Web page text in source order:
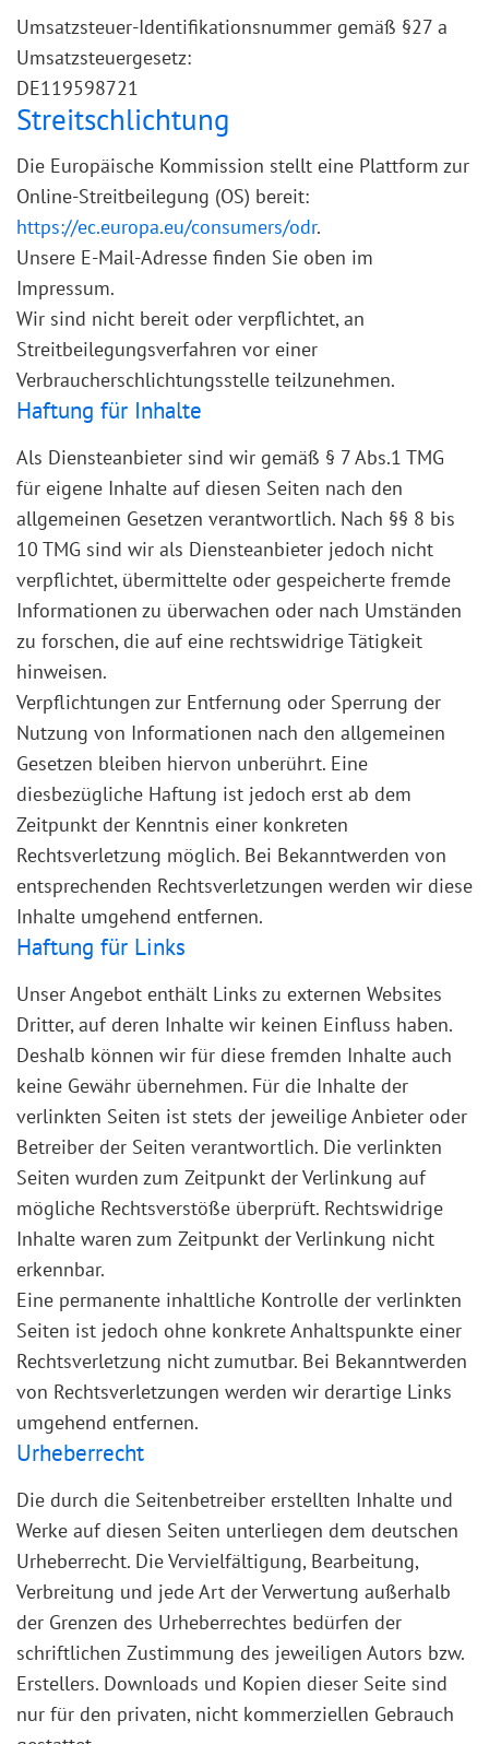
Umsatzsteuer-Identifikationsnummer gemäß §27 a
Umsatzsteuergesetz:
DE119598721
Streitschlichtung
Die Europäische Kommission stellt eine Plattform zur
Online-Streitbeilegung (OS) bereit:
https://ec.europa.eu/consumers/odr.
Unsere E-Mail-Adresse finden Sie oben im
Impressum.
Wir sind nicht bereit oder verpflichtet, an
Streitbeilegungsverfahren vor einer
Verbraucherschlichtungsstelle teilzunehmen.
Haftung für Inhalte
Als Diensteanbieter sind wir gemäß § 7 Abs.1 TMG
für eigene Inhalte auf diesen Seiten nach den
allgemeinen Gesetzen verantwortlich. Nach §§ 8 bis
10 TMG sind wir als Diensteanbieter jedoch nicht
verpflichtet, übermittelte oder gespeicherte fremde
Informationen zu überwachen oder nach Umständen
zu forschen, die auf eine rechtswidrige Tätigkeit
hinweisen.
Verpflichtungen zur Entfernung oder Sperrung der
Nutzung von Informationen nach den allgemeinen
Gesetzen bleiben hiervon unberührt. Eine
diesbezügliche Haftung ist jedoch erst ab dem
Zeitpunkt der Kenntnis einer konkreten
Rechtsverletzung möglich. Bei Bekanntwerden von
entsprechenden Rechtsverletzungen werden wir diese
Inhalte umgehend entfernen.
Haftung für Links
Unser Angebot enthält Links zu externen Websites
Dritter, auf deren Inhalte wir keinen Einfluss haben.
Deshalb können wir für diese fremden Inhalte auch
keine Gewähr übernehmen. Für die Inhalte der
verlinkten Seiten ist stets der jeweilige Anbieter oder
Betreiber der Seiten verantwortlich. Die verlinkten
Seiten wurden zum Zeitpunkt der Verlinkung auf
mögliche Rechtsverstöße überprüft. Rechtswidrige
Inhalte waren zum Zeitpunkt der Verlinkung nicht
erkennbar.
Eine permanente inhaltliche Kontrolle der verlinkten
Seiten ist jedoch ohne konkrete Anhaltspunkte einer
Rechtsverletzung nicht zumutbar. Bei Bekanntwerden
von Rechtsverletzungen werden wir derartige Links
umgehend entfernen.
Urheberrecht
Die durch die Seitenbetreiber erstellten Inhalte und
Werke auf diesen Seiten unterliegen dem deutschen
Urheberrecht. Die Vervielfältigung, Bearbeitung,
Verbreitung und jede Art der Verwertung außerhalb
der Grenzen des Urheberrechtes bedürfen der
schriftlichen Zustimmung des jeweiligen Autors bzw.
Erstellers. Downloads und Kopien dieser Seite sind
nur für den privaten, nicht kommerziellen Gebrauch